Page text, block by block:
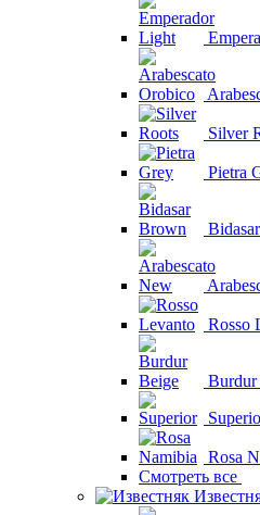
Silver
Pietra
Rosso
Burdur
Rosa
Смотреть все